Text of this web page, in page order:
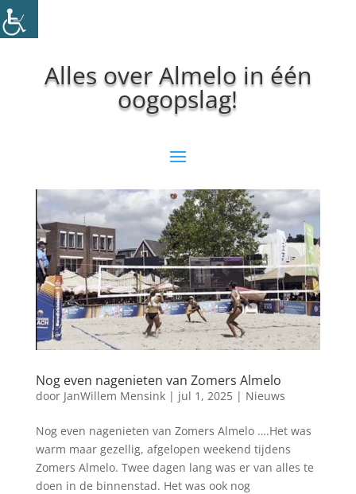
Alles over Almelo in één
oogopslag!
Nog even nagenieten van Zomers Almelo
door JanWillem Mensink| jul 1, 2025| Nieuws
Nog even nagenieten van Zomers Almelo ….Het was
warm maar gezellig, afgelopen weekend tijdens
Zomers Almelo. Twee dagen lang was er van alles te
doen in de binnenstad. Het was ook nog